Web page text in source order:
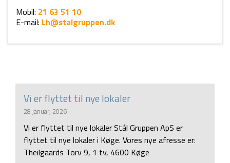
Mobil: 21 63 51 10
E-mail: Lh@stalgruppen.dk​
Vi er flyttet til nye lokaler
28 januar, 2026
Vi er flyttet til nye lokaler Stål Gruppen ApS er
flyttet til nye lokaler i Køge. Vores nye afresse er:
Theilgaards Torv 9, 1 tv, 4600 Køge